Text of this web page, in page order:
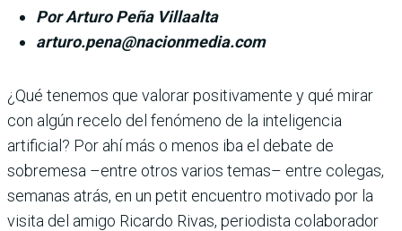
Por Arturo Peña Villaalta
arturo.pena@nacionmedia.com
¿Qué tenemos que valorar positivamente y qué mirar
con algún recelo del fenómeno de la inteligencia
artificial? Por ahí más o menos iba el debate de
sobremesa –entre otros varios temas– entre colegas,
semanas atrás, en un petit encuentro motivado por la
visita del amigo Ricardo Rivas, periodista colaborador